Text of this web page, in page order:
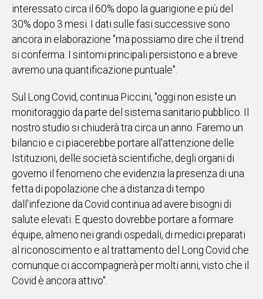
interessato circa il 60% dopo la guarigione e più del
30% dopo 3 mesi. I dati sulle fasi successive sono
ancora in elaborazione "ma possiamo dire che il trend
si conferma. I sintomi principali persistono e a breve
avremo una quantificazione puntuale".
Sul Long Covid, continua Piccini, "oggi non esiste un
monitoraggio da parte del sistema sanitario pubblico. Il
nostro studio si chiuderà tra circa un anno. Faremo un
bilancio e ci piacerebbe portare all'attenzione delle
Istituzioni, delle società scientifiche, degli organi di
governo il fenomeno che evidenzia la presenza di una
fetta di popolazione che a distanza di tempo
dall'infezione da Covid continua ad avere bisogni di
salute elevati. E questo dovrebbe portare a formare
équipe, almeno nei grandi ospedali, di medici preparati
al riconoscimento e al trattamento del Long Covid che
comunque ci accompagnerà per molti anni, visto che il
Covid è ancora attivo".